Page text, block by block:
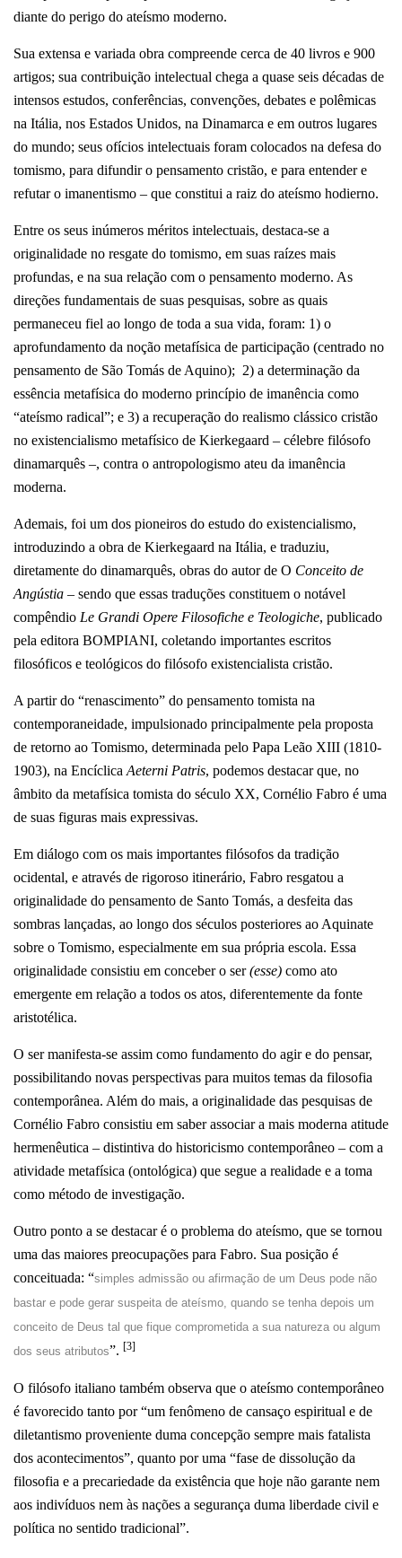
diante do perigo do ateísmo moderno.
Sua extensa e variada obra compreende cerca de 40 livros e 900
artigos; sua contribuição intelectual chega a quase seis décadas de
intensos estudos, conferências, convenções, debates e polêmicas
na Itália, nos Estados Unidos, na Dinamarca e em outros lugares
do mundo; seus ofícios intelectuais foram colocados na defesa do
tomismo, para difundir o pensamento cristão, e para entender e
refutar o imanentismo – que constitui a raiz do ateísmo hodierno.
Entre os seus inúmeros méritos intelectuais, destaca-se a
originalidade no resgate do tomismo, em suas raízes mais
profundas, e na sua relação com o pensamento moderno. As
direções fundamentais de suas pesquisas, sobre as quais
permaneceu fiel ao longo de toda a sua vida, foram: 1) o
aprofundamento da noção metafísica de participação (centrado no
pensamento de São Tomás de Aquino); 2) a determinação da
essência metafísica do moderno princípio de imanência como
“ateísmo radical”; e 3) a recuperação do realismo clássico cristão
no existencialismo metafísico de Kierkegaard – célebre filósofo
dinamarquês –, contra o antropologismo ateu da imanência
moderna.
Ademais, foi um dos pioneiros do estudo do existencialismo,
introduzindo a obra de Kierkegaard na Itália, e traduziu,
diretamente do dinamarquês, obras do autor de O Conceito de
Angústia – sendo que essas traduções constituem o notável
compêndio Le Grandi Opere Filosofiche e Teologiche, publicado
pela editora BOMPIANI, coletando importantes escritos
filosóficos e teológicos do filósofo existencialista cristão.
A partir do “renascimento” do pensamento tomista na
contemporaneidade, impulsionado principalmente pela proposta
de retorno ao Tomismo, determinada pelo Papa Leão XIII (1810-
1903), na Encíclica Aeterni Patris, podemos destacar que, no
âmbito da metafísica tomista do século XX, Cornélio Fabro é uma
de suas figuras mais expressivas.
Em diálogo com os mais importantes filósofos da tradição
ocidental, e através de rigoroso itinerário, Fabro resgatou a
originalidade do pensamento de Santo Tomás, a desfeita das
sombras lançadas, ao longo dos séculos posteriores ao Aquinate
sobre o Tomismo, especialmente em sua própria escola. Essa
originalidade consistiu em conceber o ser(esse) como ato
emergente em relação a todos os atos, diferentemente da fonte
aristotélica.
O ser manifesta-se assim como fundamento do agir e do pensar,
possibilitando novas perspectivas para muitos temas da filosofia
contemporânea. Além do mais, a originalidade das pesquisas de
Cornélio Fabro consistiu em saber associar a mais moderna atitude
hermenêutica – distintiva do historicismo contemporâneo – com a
atividade metafísica (ontológica) que segue a realidade e a toma
como método de investigação.
Outro ponto a se destacar é o problema do ateísmo, que se tornou
uma das maiores preocupações para Fabro. Sua posição é
conceituada: “simples admissão ou afirmação de um Deus pode não
bastar e pode gerar suspeita de ateísmo, quando se tenha depois um
conceito de Deus tal que fique comprometida a sua natureza ou algum
dos seus atributos”. [3]
O filósofo italiano também observa que o ateísmo contemporâneo
é favorecido tanto por “um fenômeno de cansaço espiritual e de
diletantismo proveniente duma concepção sempre mais fatalista
dos acontecimentos”, quanto por uma “fase de dissolução da
filosofia e a precariedade da existência que hoje não garante nem
aos indivíduos nem às nações a segurança duma liberdade civil e
política no sentido tradicional”.